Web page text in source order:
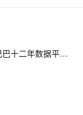
高广告效果
和
大数据知识图谱—数据中台的智能进化—阿里巴巴十二年数据平台发展历程